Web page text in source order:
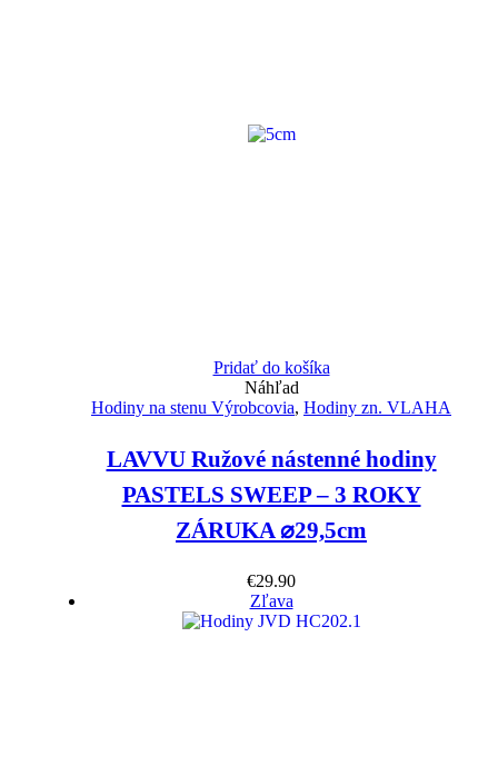
Pridať do košíka
Náhľad
Hodiny na stenu Výrobcovia, Hodiny zn. VLAHA
LAVVU Ružové nástenné hodiny
PASTELS SWEEP – 3 ROKY
ZÁRUKA ⌀29,5cm
€29.90
Zľava